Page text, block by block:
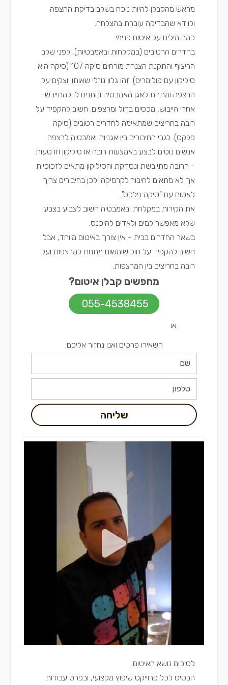
מראש מהקבלן להיות נוכח בשלב בדיקת ההצפה
ולוודא שהבדיקה עוברת בהצלחה.
כמה מילים על איטום פנימי
בחדרים הרטובים (במקלחות ובאמבטיות), לפני שלב
הריצוף והתקנת הצנרת מורחים סיקה 107 (סיקה הוא
סיליקון עם פולימרים). זהו גלון נוזלי שאותו יוצקים על
הרצפה ומתחת לאגן האמבטיה ונותנים לו להתייבש.
אחרי הייבוש, מכסים בחול ומרצפים. חשוב להקפיד על
רובה בחריצים שמתאימה לחדרים רטובים (סיקה
פלקס). לגבי החיבורים בין אגניות ואמבטיה לרצפה
אנשים נוטים לבצע באמצעות רובה או סיליקון וזו טעות
- הרובה מתייבשת ונסדקת והסיליקון מתאים לזכוכיות
אך לא מתאים לחיבור לקרמיקה ולכן בחיבורים צריך
לאטום עם "סיקה פלקס".
את הקירות במקלחת ובאמבטיה חשוב לצבוע בצבע
שלא מאפשר למים ולאדים להיכנס.
בשאר החדרים בבית - אין צורך באיטום מיוחד, אבל
חשוב להקפיד על חול שומשום מתחת למרצפות ועל
רובה בחריצים בין המרצפות.
מחפשים קבלן איטום?
055-4538455
או
השאירו פרטים ואנו נחזור אליכם:
שליחה
לסיכום נושא האיטום
הבסיס לכל פרוייקט שיפוץ מקצועי, ובפרט עבודות